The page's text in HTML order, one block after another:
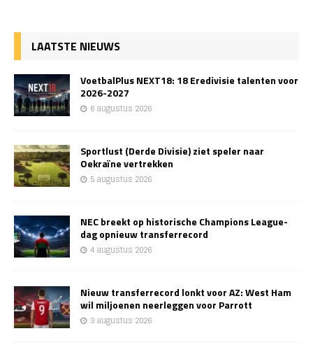
LAATSTE NIEUWS
VoetbalPlus NEXT18: 18 Eredivisie talenten voor
2026-2027
6 augustus 2026
Sportlust (Derde Divisie) ziet speler naar
Oekraïne vertrekken
5 augustus 2026
NEC breekt op historische Champions League-
dag opnieuw transferrecord
4 augustus 2026
Nieuw transferrecord lonkt voor AZ: West Ham
wil miljoenen neerleggen voor Parrott
3 augustus 2026